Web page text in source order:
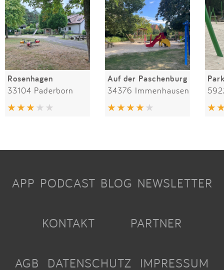
Rosenhagen
33104 Paderborn
Auf der Paschenburg
34376 Immenhausen
APP PODCAST BLOG NEWSLETTER
KONTAKT PARTNER
AGB DATENSCHUTZ IMPRESSUM